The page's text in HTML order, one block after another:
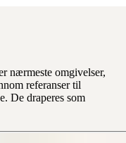
nærmeste omgivelser,
referanser til
De draperes som